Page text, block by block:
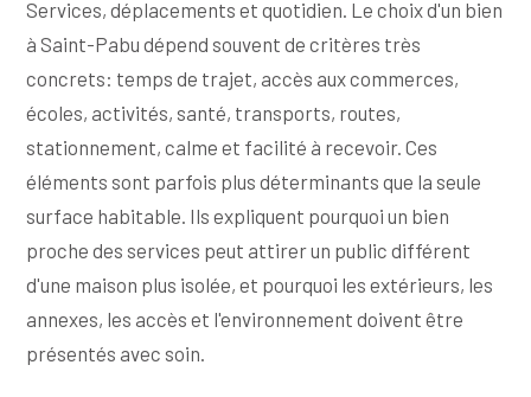
Services, déplacements et quotidien. Le choix d'un bien
à Saint-Pabu dépend souvent de critères très
concrets: temps de trajet, accès aux commerces,
écoles, activités, santé, transports, routes,
stationnement, calme et facilité à recevoir. Ces
éléments sont parfois plus déterminants que la seule
surface habitable. Ils expliquent pourquoi un bien
proche des services peut attirer un public différent
d'une maison plus isolée, et pourquoi les extérieurs, les
annexes, les accès et l'environnement doivent être
présentés avec soin.